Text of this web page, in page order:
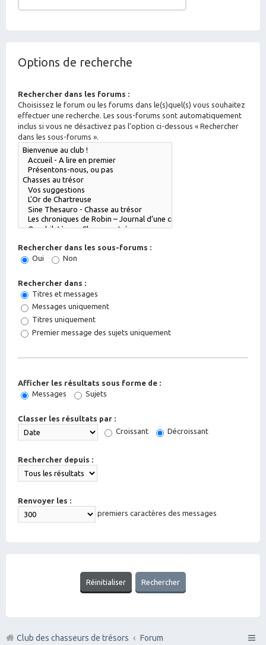
Options de recherche
Rechercher dans les forums :
Choisissez le forum ou les forums dans le(s)quel(s) vous souhaitez
effectuer une recherche. Les sous-forums sont automatiquement
inclus si vous ne désactivez pas l’option ci-dessous « Rechercher
dans les sous-forums ».
Rechercher dans les sous-forums :
Oui
Non
Rechercher dans :
Titres et messages
Messages uniquement
Titres uniquement
Premier message des sujets uniquement
Afficher les résultats sous forme de :
Messages
Sujets
Classer les résultats par :
Croissant
Décroissant
Rechercher depuis :
Renvoyer les :
premiers caractères des messages
Club des chasseurs de trésors Forum